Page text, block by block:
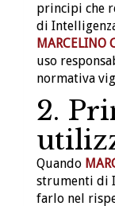
principi che
di
MARCELINO
uso
normativa
2.
Quando
strumenti di
farlo nel